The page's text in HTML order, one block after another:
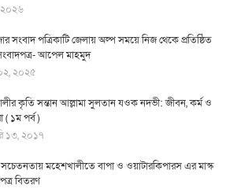
সংবাদ পত্রিকাটি জেলায় অল্প সময়ে নিজ থেকে প্রতিষ্ঠিত
আপেল মাহমুদ
২০২৫
কৃতি সন্তান আল্লামা সুলতান যওক নদভী: জীবন, কর্ম ও
( ১ম পর্ব )
১৩, ২০১৭
মহেশখালীতে বাপা ও ওয়াটারকিপারস এর মাস্ক
বিতরণ